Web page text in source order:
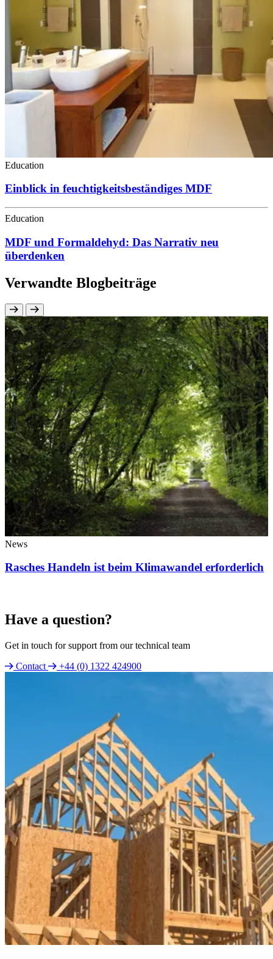
Education
Einblick in feuchtigkeitsbeständiges MDF
Education
MDF und Formaldehyd: Das Narrativ neu
überdenken
Verwandte Blogbeiträge
News
Rasches Handeln ist beim Klimawandel erforderlich
Have a question?
Get in touch for support from our technical team
Contact
+44 (0) 1322 424900